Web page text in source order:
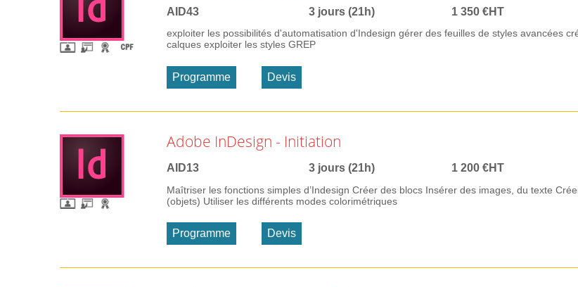
AID43 3 jours (21h) 1 350 €HT
exploiter les possibilités d'automatisation d'Indesign gérer des feuilles de styles avancées
calques exploiter les styles GREP
Programme Devis
Adobe InDesign - Initiation
AID13 3 jours (21h) 1 200 €HT
Maîtriser les fonctions simples d’Indesign Créer des blocs Insérer des images, du texte
(objets) Utiliser les différents modes colorimétriques
Programme Devis